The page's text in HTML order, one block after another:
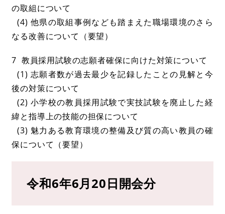
の取組について
(4) 他県の取組事例なども踏まえた職場環境のさら
なる改善について（要望）
7 教員採用試験の志願者確保に向けた対策について
(1) 志願者数が過去最少を記録したことの見解と今
後の対策について
(2) 小学校の教員採用試験で実技試験を廃止した経
緯と指導上の技能の担保について
(3) 魅力ある教育環境の整備及び質の高い教員の確
保について（要望）
令和6年6月20日開会分